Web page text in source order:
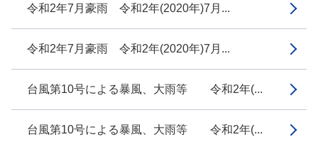
令和2年7月豪雨 令和2年(2020年)7月...
令和2年7月豪雨 令和2年(2020年)7月...
台風第10号による暴風、大雨等 令和2年(...
台風第10号による暴風、大雨等 令和2年(...